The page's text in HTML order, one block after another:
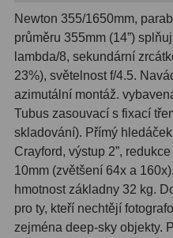
Mlhovinové14
OIII3
Hβ4
SII2
Planetární6
Proti světelnému znečištění6
Barevné66
Newton 355/1650mm,
průměru 355mm (14”)
lambda/8, sekundární
23%), světelnost f/4.5.
azimutální montáž.
Tubus zasouvací s fixací
skladování). Přímý
Crayford, výstup 2”,
10mm (zvětšení 64x a
hmotnost základny 32 kg.
pro ty, kteří nechtějí
zejména deep-sky objekty.